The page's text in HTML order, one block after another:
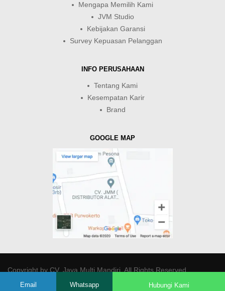
Mengapa Memilih Kami
JVM Studio
Kebijakan Garansi
Survey Kepuasan Pelanggan
INFO PERUSAHAAN
Tentang Kami
Kesempatan Karir
Brand
GOOGLE MAP
Copyright byCV. Java Multi Mandiri. All Rights Reserved.
Email Whatsapp Hubungi Kami